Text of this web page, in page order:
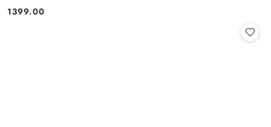
Cena:
1399.00